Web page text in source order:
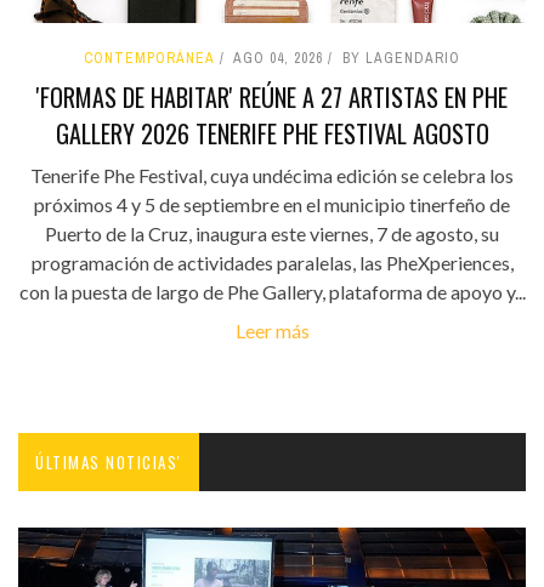
CONTEMPORÁNEA AGO 04, 2026 BY LAGENDARIO
'FORMAS DE HABITAR' REÚNE A 27 ARTISTAS EN PHE
GALLERY 2026 TENERIFE PHE FESTIVAL AGOSTO
Tenerife Phe Festival, cuya undécima edición se celebra los
próximos 4 y 5 de septiembre en el municipio tinerfeño de
Puerto de la Cruz, inaugura este viernes, 7 de agosto, su
programación de actividades paralelas, las PheXperiences,
con la puesta de largo de Phe Gallery, plataforma de apoyo y...
Leer más
ÚLTIMAS NOTICIAS'